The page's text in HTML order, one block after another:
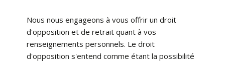
Nous nous engageons à vous offrir un droit
d'opposition et de retrait quant à vos
renseignements personnels. Le droit
d'opposition s'entend comme étant la possibilité